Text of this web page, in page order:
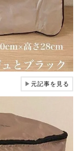
▶元記事を見る